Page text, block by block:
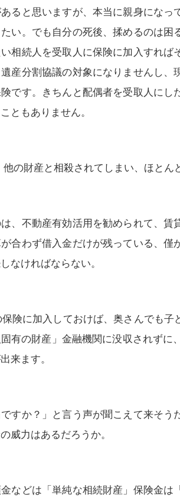
ると思いますが、本当に親身になっ
い。でも自分の死後、揉めるのは困
相続人を受取人に保険に加入すれば
産分割協議の対象になりませんし、
です。きちんと配偶者を受取人にし
ともありません。
の財産と相殺されてしまい、ほとん
、不動産有効活用を勧められて、賃
合わず借入金だけが残っている、僅
なければならない。
険に加入しておけば、奥さんでも子
有の財産」金融機関に没収されずに
来ます。
すか？」と言う声が聞こえて来そう
威力はあるだろうか。
どは「単純な相続財産」保険金は